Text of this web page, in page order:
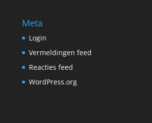
Meta
Login
Vermeldingen feed
Reacties feed
WordPress.org